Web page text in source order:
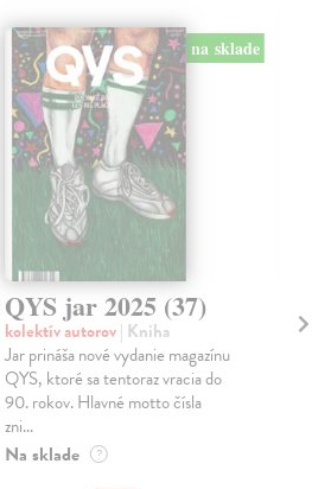
na sklade
QYS jar 2025 (37)
kolektív autorov| Kniha
Jar prináša nové vydanie magazínu
QYS, ktoré sa tentoraz vracia do
90. rokov. Hlavné motto čísla
zni...
Na sklade ?